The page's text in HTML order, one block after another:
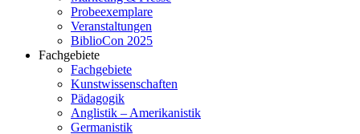
Probeexemplare
Veranstaltungen
BiblioCon 2025
Fachgebiete
Fachgebiete
Kunstwissenschaften
Pädagogik
Anglistik – Amerikanistik
Germanistik